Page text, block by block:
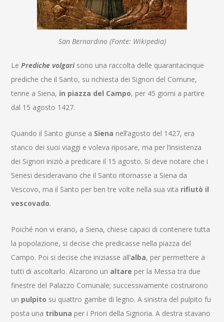
San Bernardino (Fonte: Wikipedia)
LePrediche volgarisono una raccolta delle quarantacinque
prediche che il Santo, su richiesta dei Signori del Comune,
tenne a Siena, in piazza del Campo, per 45 giorni a partire
dal 15 agosto 1427.
Quando il Santo giunse a Siena nell’agosto del 1427, era
stanco dei suoi viaggi e voleva riposare, ma per l’insistenza
dei Signori iniziò a predicare il 15 agosto. Si deve notare che i
Senesi desideravano che il Santo ritornasse a Siena da
Vescovo, ma il Santo per ben tre volte nella sua vita rifiutò il
vescovado.
Poiché non vi erano, a Siena, chiese capaci di contenere tutta
la popolazione, si decise che predicasse nella piazza del
Campo. Poi si decise che iniziasse all’alba, per permettere a
tutti di ascoltarlo. Alzarono un altare per la Messa tra due
finestre del Palazzo Comunale; successivamente costruirono
un pulpito su quattro gambe di legno. A sinistra del pulpito fu
posta una tribuna per i Priori della Signoria. A destra stavano